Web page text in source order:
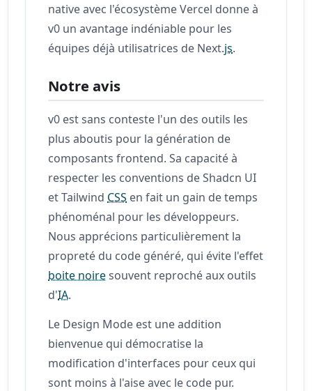
native avec l'écosystème Vercel donne à
v0 un avantage indéniable pour les
équipes déjà utilisatrices de Next.js.
Notre avis
v0 est sans conteste l'un des outils les
plus aboutis pour la génération de
composants frontend. Sa capacité à
respecter les conventions de Shadcn UI
et Tailwind CSS en fait un gain de temps
phénoménal pour les développeurs.
Nous apprécions particulièrement la
propreté du code généré, qui évite l'effet
boite noiresouvent reproché aux outils
d'IA.
Le Design Mode est une addition
bienvenue qui démocratise la
modification d'interfaces pour ceux qui
sont moins à l'aise avec le code pur.